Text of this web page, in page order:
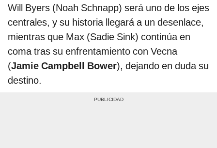
Will Byers (Noah Schnapp) será uno de los ejes
centrales, y su historia llegará a un desenlace,
mientras que Max (Sadie Sink) continúa en
coma tras su enfrentamiento con Vecna
(Jamie Campbell Bower), dejando en duda su
destino.